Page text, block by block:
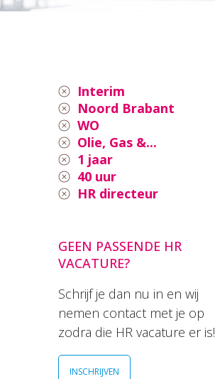
Interim
Noord Brabant
WO
Olie, Gas &...
1 jaar
40 uur
HR directeur
GEEN PASSENDE HR
VACATURE?
Schrijf je dan nu in en wij
nemen contact met je op
zodra die HR vacature er is!
INSCHRIJVEN